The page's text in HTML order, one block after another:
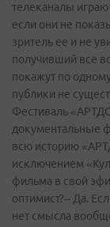
телеканалы
если они не
зритель ее и не
получивший все
покажут по
публики не
Фестиваль
документальные
всю историю
исключением
фильма в свой
оптимист?– Да.
нет смысла